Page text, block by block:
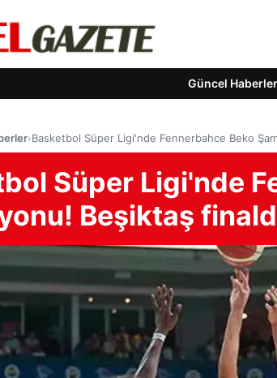
Güncel Haberler
›Basketbol Süper Ligi'nde Fennerbahce Beko
Süper Ligi'nde
Beşiktaş